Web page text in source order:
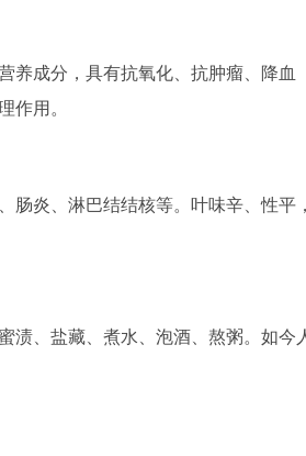
养成分，具有抗氧化、抗肿瘤、降血
作用。
肠炎、淋巴结结核等。叶味辛、性平，
渍、盐藏、煮水、泡酒、熬粥。如今